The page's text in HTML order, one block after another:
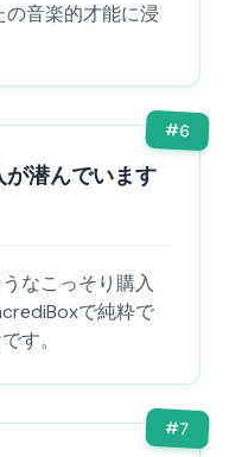
音楽的才能に浸
#6
潜んでいます
なこっそり購入
で純粋で
す。
#7